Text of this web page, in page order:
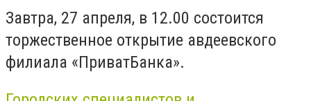
Завтра, 27 апреля, в 12.00 состоится
торжественное открытие авдеевского
филиала «ПриватБанка».